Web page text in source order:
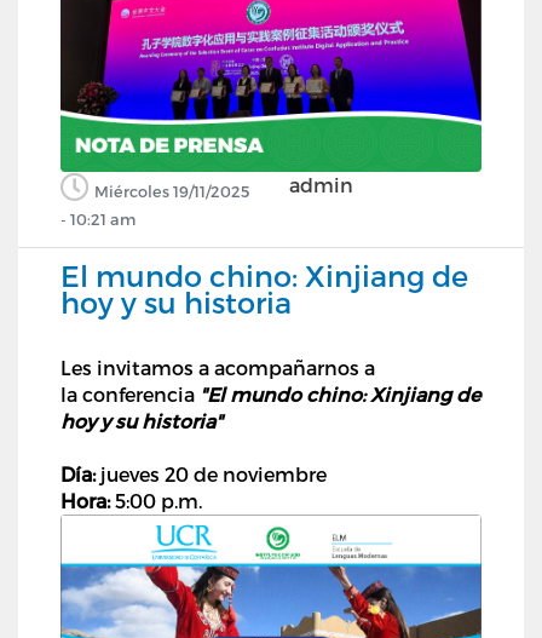
Miércoles 19/11/2025
- 10:21 am
admin
El mundo chino: Xinjiang de
hoy y su historia
Les invitamos a acompañarnos a
la conferencia "El mundo chino: Xinjiang de
hoy y su historia"
Día:jueves 20 de noviembre
Hora:5:00 p.m.